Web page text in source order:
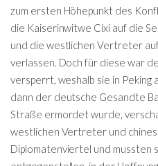
zum ersten Höhepunkt des
die Kaiserinwitwe Cixi auf die
und die westlichen Vertreter
verlassen. Doch für diese war
versperrt, weshalb sie in Peking
dann der deutsche Gesandte
Straße ermordet wurde,
westlichen Vertreter und
Diplomatenviertel und mussten